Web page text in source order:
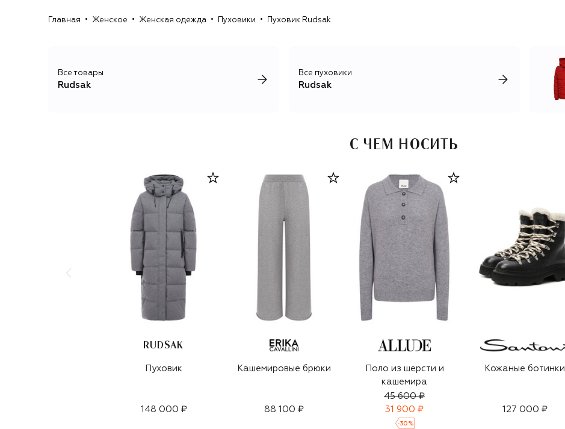
С 2020-х Rudsak уверенно идет по пути устойчивого
сертификаты RDS, гарантирующие, что сырье было
получено этичным путем.
Главная Женское Женская одежда Пуховики Пуховик Rudsak
Все товары
Rudsak
Все пуховики
Rudsak
С ЧЕМ НОСИТЬ
RUDSAK
Пуховик
148 000 ₽
Кашемировые брюки
88 100 ₽
Поло из шерсти и
кашемира
45 600 ₽
31 900 ₽
-30 %
Кожаные ботинки
127 000 ₽